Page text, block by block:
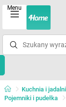
Menu
Kuchnia i
Pojemniki i pudełka